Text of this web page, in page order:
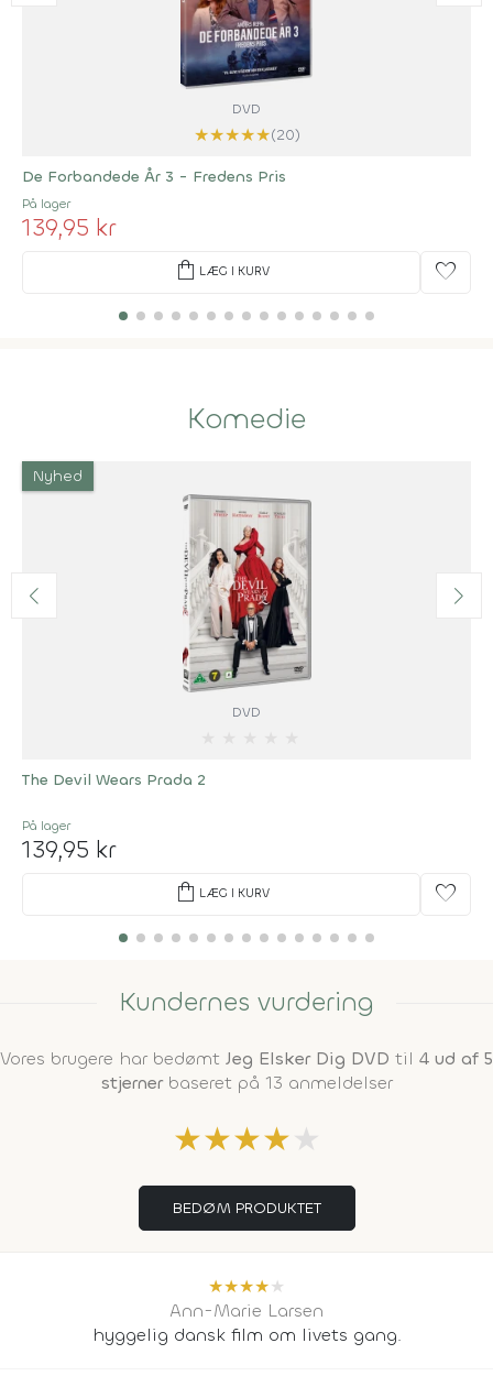
DVD
★★★★★(20)
De Forbandede År 3 - Fredens Pris
På lager
139,95 kr
shopping_bag LÆG I KURV favorite
Komedie
Nyhed
DVD
The Devil Wears Prada 2
På lager
139,95 kr
shopping_bag LÆG I KURV favorite
Kundernes vurdering
Vores brugere har bedømt Jeg Elsker Dig DVD til 4 ud af 5
stjernerbaseret på 13 anmeldelser
★★★★★
BEDØM PRODUKTET
★★★★★
Ann-Marie Larsen
hyggelig dansk film om livets gang.